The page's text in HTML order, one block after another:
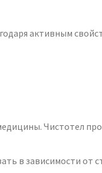
активным
Чистотел
в зависимости от